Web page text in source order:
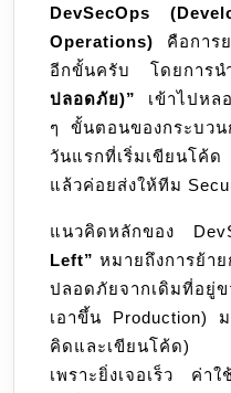
DevSecOps (Development + Security +
Operations) คือการ
อีกขั้นครับ โดยการน
ปลอดภัย)”
เข้าไปหล
ๆ ขั้นตอนของกระบว
วันแรกที่เริ่มเขียนโค้
แล้วค่อยส่งให้ทีม
แนวคิดหลักของ
Left” หมายถึงการย้า
ปลอดภัยจากเดิมที่อยู่
เอาขึ้น Production)
คิดและเขียนโค้ด) เ
เพราะยิ่งเจอเร็ว ค่าใ